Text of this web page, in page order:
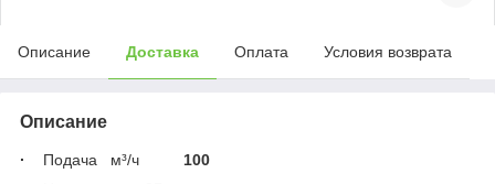
Описание Доставка Оплата Условия возврата
Описание
· Подача м³/ч 100